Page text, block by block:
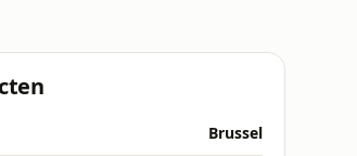
Brussel